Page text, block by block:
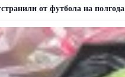
от футбола на полгода